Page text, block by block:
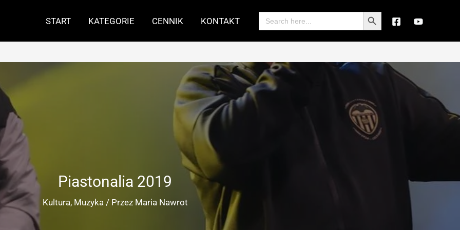
START KATEGORIE CENNIK KONTAKT
Search
for:
Search Button
Piastonalia 2019
Kultura, Muzyka/ Przez Maria Nawrot